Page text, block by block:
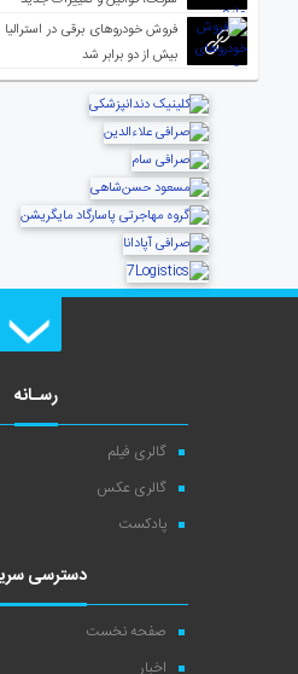
فروش خودروهای برقی در
بیش از دو برابر شد
رسـانه
گالری فیلم
گالری عکس
پادکست
دسترسی
صفحه نخست
اخبار